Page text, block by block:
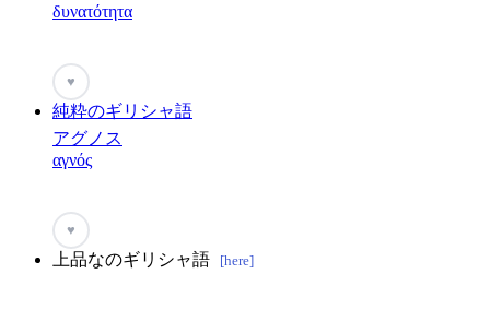
δυνατότητα
♥
純粋のギリシャ語
アグノス
αγνός
♥
上品なのギリシャ語 [here]